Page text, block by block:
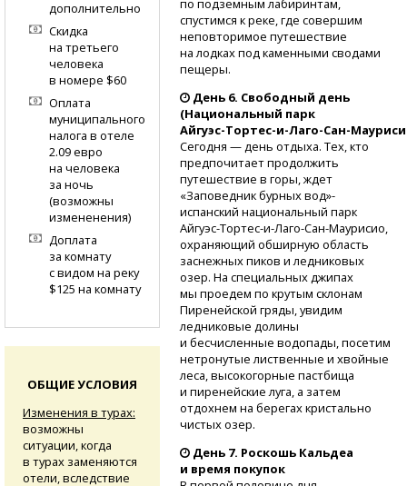
по подземным лабиринтам,
спустимся к реке, где совершим
неповторимое путешествие
на лодках под каменными сводами
пещеры.
День 6. Свободный день
(Национальный парк
Айгуэс-Тортес-и-Лаго-Сан-
Сегодня — день отдыха. Тех, кто
предпочитает продолжить
путешествие в горы, ждет
«Заповедник бурных вод»-
испанский национальный парк
Айгуэс-Тортес-и-Лаго-Сан-Маурисио,
охраняющий обширную область
заснежных пиков и ледниковых
озер. На специальных джипах
мы проедем по крутым склонам
Пиренейской гряды, увидим
ледниковые долины
и бесчисленные водопады, посетим
нетронутые лиственные и хвойные
леса, высокогорные пастбища
и пиренейские луга, а затем
отдохнем на берегах кристально
чистых озер.
День 7. Роскошь Кальдеа
и время покупок
дополнительно
Скидка
на третьего
человека
в номере $60
Оплата
муниципального
налога в отеле
2.09 евро
на человека
за ночь
(возможны
измененения)
Доплата
за комнату
с видом на реку
$125 на комнату
ОБЩИЕ УСЛОВИЯ
Изменения в турах:
возможны
ситуации, когда
в турах заменяются
отели, вследствие